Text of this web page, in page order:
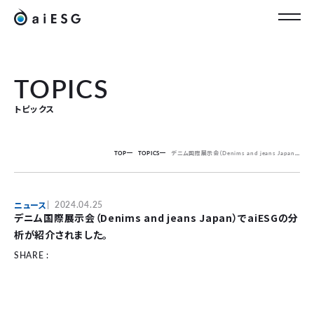
TOPICS
トピックス
TOP TOPICS デニム国際展示会（Denims and jeans Japan）でaiESGの分析が紹介されました。
ニュース 2024.04.25
デニム国際展示会（Denims and jeans Japan）でaiESGの分
析が紹介されました。
SHARE :